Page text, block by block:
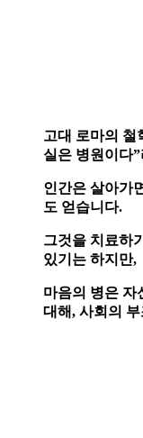
고대 로마의 철
실은 병원이다
인간은 살아가
도 얻습니다.
그것을 치료하
있기는 하지만,
마음의 병은 자
대해, 사회의